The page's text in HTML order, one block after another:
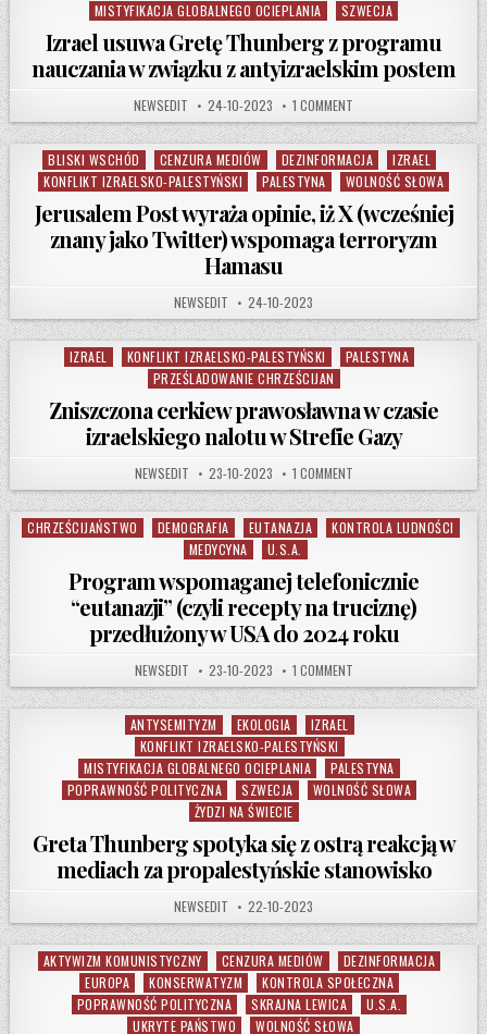
MISTYFIKACJA GLOBALNEGO OCIEPLANIA
SZWECJA
Izrael usuwa Gretę Thunberg z programu
nauczania w związku z antyizraelskim postem
AUTHOR:
NEWSEDIT PUBLISHED DATE:
24-10-2023 1 COMMENT ON IZRAEL USUWA
Posted in
BLISKI WSCHÓD CENZURA MEDIÓW DEZINFORMACJA
IZRAEL
KONFLIKT IZRAELSKO-PALESTYŃSKI
PALESTYNA WOLNOŚĆ SŁOWA
Jerusalem Post wyraża opinie, iż X (wcześniej
znany jako Twitter) wspomaga terroryzm
Hamasu
AUTHOR:
NEWSEDIT PUBLISHED DATE:
24-10-2023
Posted in
IZRAEL KONFLIKT IZRAELSKO-PALESTYŃSKI
PALESTYNA
PRZEŚLADOWANIE CHRZEŚCIJAN
Zniszczona cerkiew prawosławna w czasie
izraelskiego nalotu w Strefie Gazy
AUTHOR:
NEWSEDIT PUBLISHED DATE:
23-10-2023 1 COMMENTON ZNISZCZONA
Posted in
CHRZEŚCIJAŃSTWO DEMOGRAFIA EUTANAZJA
KONTROLA LUDNOŚCI
MEDYCYNA
U.S.A.
Program wspomaganej telefonicznie
“eutanazji” (czyli recepty na truciznę)
przedłużony w USA do 2024 roku
AUTHOR:
NEWSEDIT PUBLISHED DATE:
23-10-2023 1 COMMENTON PROGRAM
Posted in
ANTYSEMITYZM EKOLOGIA
IZRAEL
KONFLIKT IZRAELSKO-PALESTYŃSKI
MISTYFIKACJA GLOBALNEGO OCIEPLANIA
PALESTYNA
POPRAWNOŚĆ POLITYCZNA
SZWECJA
WOLNOŚĆ SŁOWA
ŻYDZI NA ŚWIECIE
Greta Thunberg spotyka się z ostrą reakcją w
mediach za propalestyńskie stanowisko
AUTHOR:
NEWSEDIT PUBLISHED DATE:
22-10-2023
Posted in
AKTYWIZM KOMUNISTYCZNY CENZURA MEDIÓW
DEZINFORMACJA
EUROPA
KONSERWATYZM
KONTROLA SPOŁECZNA
POPRAWNOŚĆ POLITYCZNA
SKRAJNA LEWICA
U.S.A.
UKRYTE PAŃSTWO
WOLNOŚĆ SŁOWA